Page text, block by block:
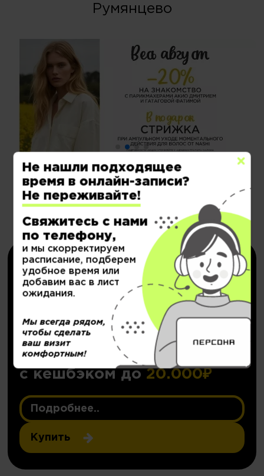
Румянцево
Электронные сертификаты на
депозит со скидкой
НОВИНКА!
Персональный депозит
с кешбэком до 20.000₽
Подробнее..
Купить
Не нашли подходящее
время в онлайн-записи?
Не переживайте!
Свяжитесь с нами
по телефону,
и мы скорректируем
расписание, подберем
удобное время или
добавим вас в лист
ожидания.
Мы всегда рядом,
чтобы сделать
ваш визит
комфортным!